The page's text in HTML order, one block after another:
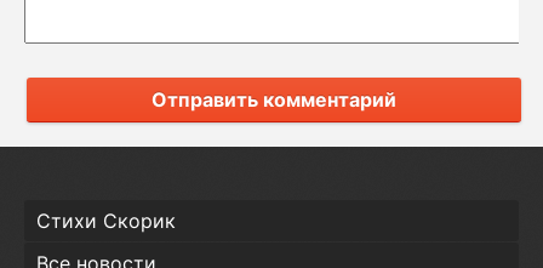
Отправить комментарий
Стихи Скорик
Все новости